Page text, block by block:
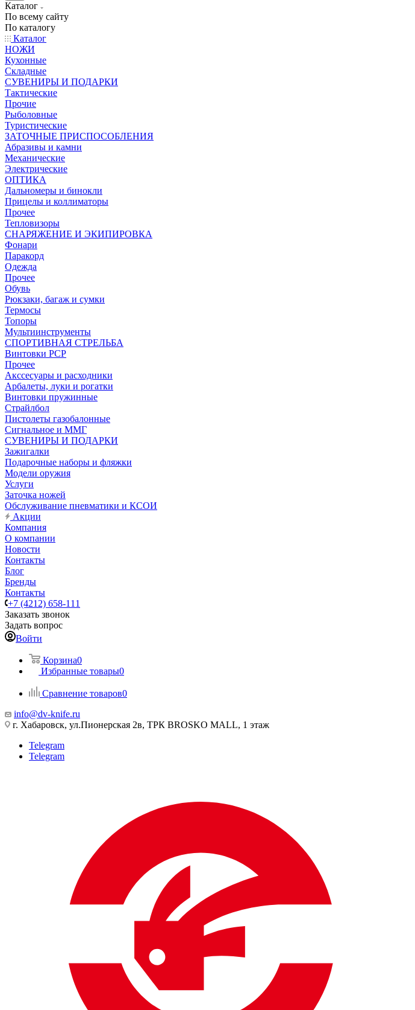
Каталог
По всему сайту
По каталогу
Каталог
НОЖИ
Кухонные
Складные
СУВЕНИРЫ И ПОДАРКИ
Тактические
Прочие
Рыболовные
Туристические
ЗАТОЧНЫЕ ПРИСПОСОБЛЕНИЯ
Абразивы и камни
Механические
Электрические
ОПТИКА
Дальномеры и бинокли
Прицелы и коллиматоры
Прочее
Тепловизоры
СНАРЯЖЕНИЕ И ЭКИПИРОВКА
Фонари
Паракорд
Одежда
Прочее
Обувь
Рюкзаки, багаж и сумки
Термосы
Топоры
Мультиинструменты
СПОРТИВНАЯ СТРЕЛЬБА
Винтовки PCP
Прочее
Акссесуары и расходники
Арбалеты, луки и рогатки
Винтовки пружинные
Страйлбол
Пистолеты газобалонные
Сигнальное и ММГ
СУВЕНИРЫ И ПОДАРКИ
Зажигалки
Подарочные наборы и фляжки
Модели оружия
Услуги
Заточка ножей
Обслуживание пневматики и КСОИ
Акции
Компания
О компании
Новости
Контакты
Блог
Бренды
Контакты
+7 (4212) 658-111
Заказать звонок
Задать вопрос
Войти
Корзина0
Избранные товары0
Сравнение товаров0
info@dv-knife.ru
г. Хабаровск, ул.Пионерская 2в, ТРК BROSKO MALL, 1 этаж
Telegram
Telegram